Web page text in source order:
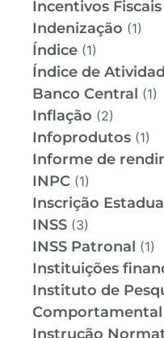
Incentivos Fiscais
Indenização (1)
Índice (1)
Índice de
Banco Central (1)
Inflação (2)
Infoprodutos (1)
Informe de
INPC (1)
Inscrição
INSS (3)
INSS Patronal (1)
Instituições
Instituto de
Comportamental
Instrução